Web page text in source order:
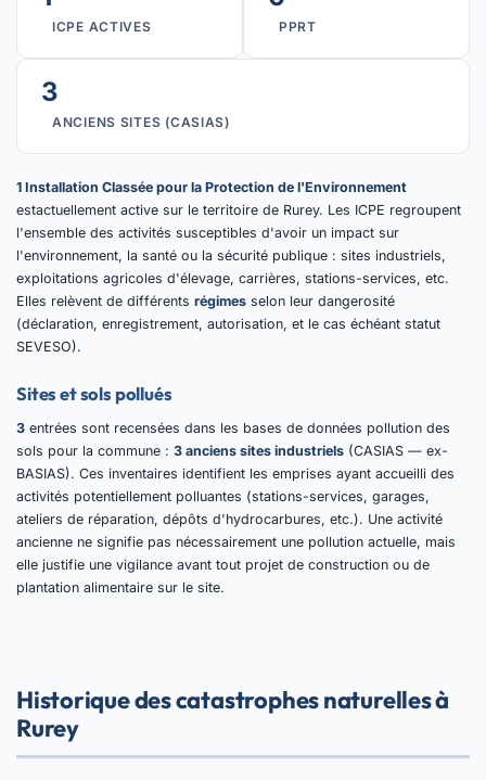
ICPE ACTIVES PPRT
3
ANCIENS SITES (CASIAS)
1 Installation Classée pour la Protection de l'Environnement
estactuellement active sur le territoire de Rurey. Les ICPE regroupent
l'ensemble des activités susceptibles d'avoir un impact sur
l'environnement, la santé ou la sécurité publique : sites industriels,
exploitations agricoles d'élevage, carrières, stations-services, etc.
Elles relèvent de différents régimes selon leur dangerosité
(déclaration, enregistrement, autorisation, et le cas échéant statut
SEVESO).
Sites et sols pollués
3 entrées sont recensées dans les bases de données pollution des
sols pour la commune : 3 anciens sites industriels (CASIAS — ex-
BASIAS). Ces inventaires identifient les emprises ayant accueilli des
activités potentiellement polluantes (stations-services, garages,
ateliers de réparation, dépôts d'hydrocarbures, etc.). Une activité
ancienne ne signifie pas nécessairement une pollution actuelle, mais
elle justifie une vigilance avant tout projet de construction ou de
plantation alimentaire sur le site.
Historique des catastrophes naturelles à
Rurey